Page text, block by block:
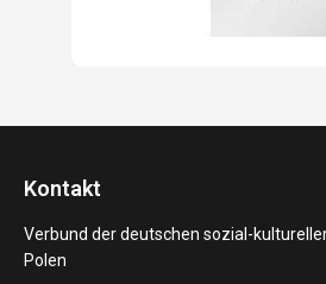
Kontakt
Verbund der deutschen sozial-
Polen